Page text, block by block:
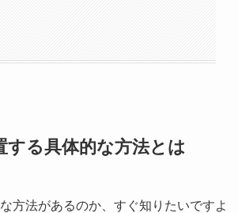
する具体的な方法とは
方法があるのか、すぐ知りたいですよ